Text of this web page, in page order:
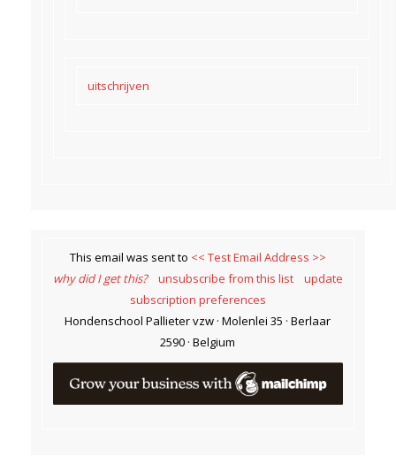
uitschrijven
This email was sent to << Test Email Address >>
why did I get this?
unsubscribe from this list
update
subscription preferences
Hondenschool Pallieter vzw · Molenlei 35 · Berlaar
2590 · Belgium